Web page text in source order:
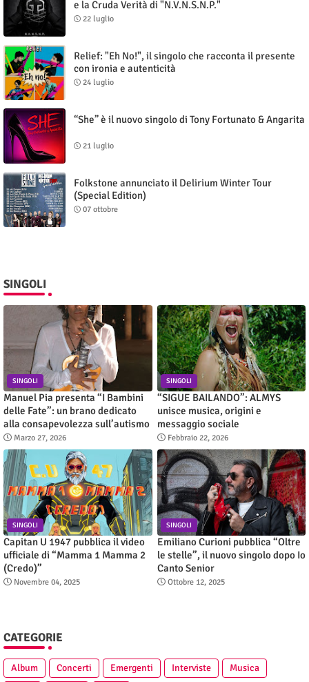
e la Cruda Verità di "N.V.N.S.N.P."
22 luglio
Relief: "Eh No!", il singolo che racconta il presente
con ironia e autenticità
24 luglio
“She” è il nuovo singolo di Tony Fortunato & Angarita
21 luglio
Folkstone annunciato il Delirium Winter Tour
(Special Edition)
07 ottobre
SINGOLI
SINGOLI
Manuel Pia presenta “I Bambini
delle Fate”: un brano dedicato
alla consapevolezza sull’autismo
Marzo 27, 2026
SINGOLI
“SIGUE BAILANDO”: ALMYS
unisce musica, origini e
messaggio sociale
Febbraio 22, 2026
SINGOLI
Capitan U 1947 pubblica il video
ufficiale di “Mamma 1 Mamma 2
(Credo)”
Novembre 04, 2025
SINGOLI
Emiliano Curioni pubblica “Oltre
le stelle”, il nuovo singolo dopo Io
Canto Senior
Ottobre 12, 2025
CATEGORIE
Album Concerti Emergenti Interviste
Musica